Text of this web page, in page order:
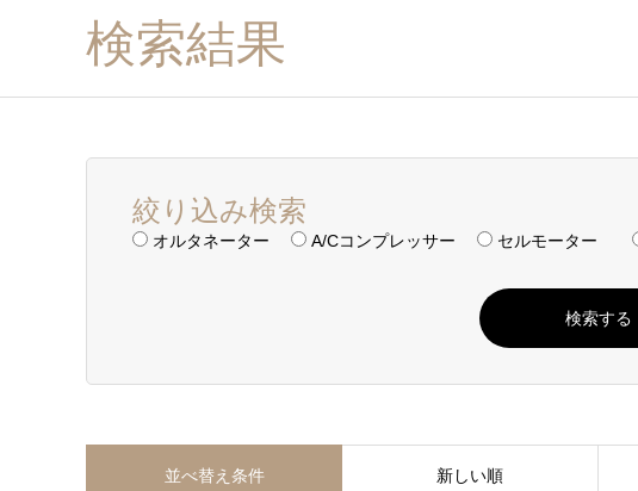
検索結果
絞り込み検索
オルタネーター A/Cコンプレッサー セルモーター
並べ替え条件 新しい順